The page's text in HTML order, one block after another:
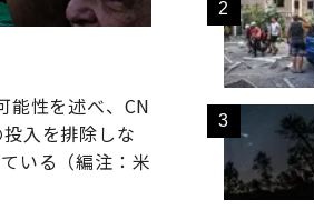
能性を述べ、CN
入を排除しな
いる（編注：米